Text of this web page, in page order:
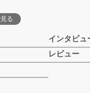
る
インタビュ
レビュー